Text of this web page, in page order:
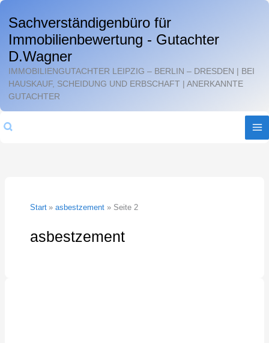
Zum
Inhalt
springen
Sachverständigenbüro für
Immobilienbewertung - Gutachter
D.Wagner
IMMOBILIENGUTACHTER LEIPZIG – BERLIN – DRESDEN | BEI
HAUSKAUF, SCHEIDUNG UND ERBSCHAFT | ANERKANNTE
GUTACHTER
Suchen
Start asbestzement Seite 2
asbestzement